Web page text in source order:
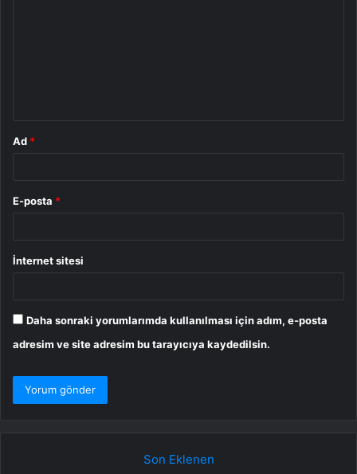
Ad *
E-posta *
İnternet sitesi
Daha sonraki yorumlarımda kullanılması için adım, e-posta
adresim ve site adresim bu tarayıcıya kaydedilsin.
Son Eklenen